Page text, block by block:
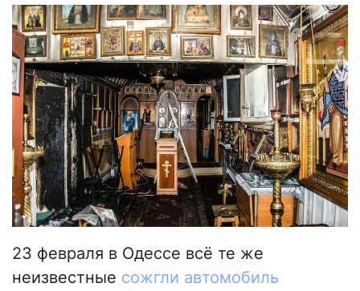
23 февраля в Одессе всё те же
неизвестные сожгли автомобиль